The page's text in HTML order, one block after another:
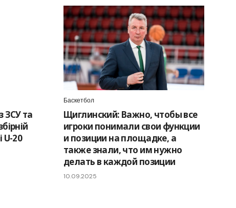
ЗСУ та
U-20
Баскетбол
Щиглинский: Важно, чтобы все
игроки понимали свои функции
и позиции на площадке, а
также знали, что им нужно
делать в каждой позиции
10.09.2025